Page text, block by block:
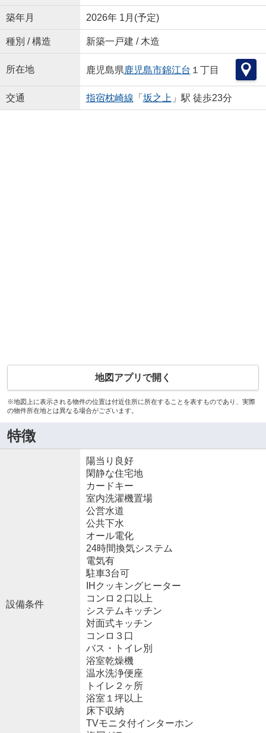
築年月 2026年 1月(予定)
種別 / 構造 新築一戸建 / 木造
所在地 鹿児島県鹿児島市錦江台 １丁目
交通 指宿枕崎線 「 坂之上 」駅 徒歩23分
地図アプリで開く
※地図上に表示される物件の位置は付近住所に所在することを表すものであり、実際
の物件所在地とは異なる場合がございます。
特徴
設備条件
陽当り良好
閑静な住宅地
カードキー
室内洗濯機置場
公営水道
公共下水
オール電化
24時間換気システム
電気有
駐車3台可
IHクッキングヒーター
コンロ２口以上
システムキッチン
対面式キッチン
コンロ３口
バス・トイレ別
浴室乾燥機
温水洗浄便座
トイレ２ヶ所
浴室１坪以上
床下収納
TVモニタ付インターホン